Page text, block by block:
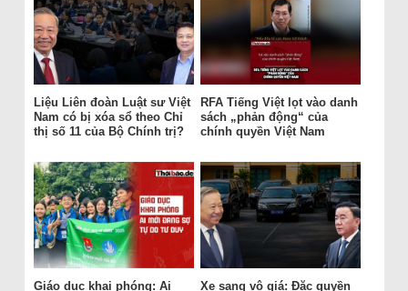
Liệu Liên đoàn Luật sư Việt
Nam có bị xóa sổ theo Chỉ
thị số 11 của Bộ Chính trị?
RFA Tiếng Việt lọt vào danh
sách „phản động“ của
chính quyền Việt Nam
Giáo dục khai phóng: Ai
Xe sang vô giá: Đặc quyền